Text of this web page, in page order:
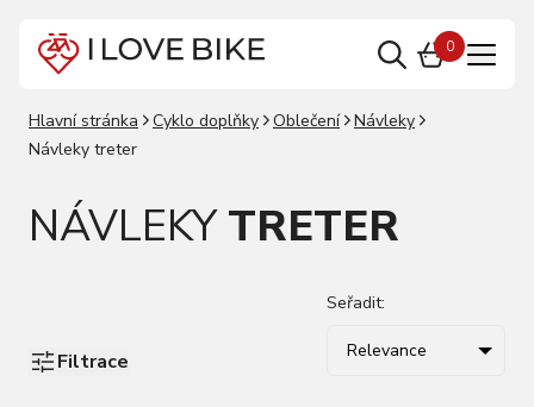
0
Hlavní stránka Cyklo doplňky Oblečení
Návleky
Návleky treter
NÁVLEKYTRETER
Filtrace
Seřadit:
Relevance